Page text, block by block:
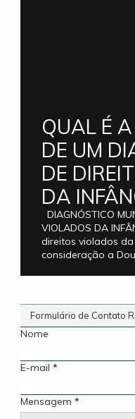
QUAL É
DE UM
DE
DA
DIAGNÓSTICO
VIOLADOS DA
direitos violados
consideração a
Formulário de Contato
Nome
E-mail *
Mensagem *